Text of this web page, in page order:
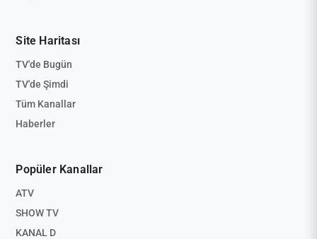
Site Haritası
TV'de Bugün
TV'de Şimdi
Tüm Kanallar
Haberler
Popüler Kanallar
ATV
SHOW TV
KANAL D